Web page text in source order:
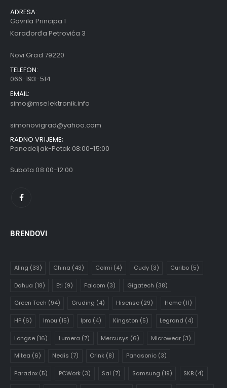
ADRESA:
Gavrila Principa 1
Karađorđa Petrovića 3
Novi Grad 79220
TELEFON:
066-193-514
EMAIL:
simo@mselektronik.info
simonovigrad@yahoo.com
RADNO VRIJEME;
Ponedeljak-Petak 08:00-15:00
Subota 08:00-12:00
BRENDOVI
Aling (33) China (43) Colmi (4) Cudy(3) Curibo (5)
Dahua (18) Eti (9) Falcom (3) Gigatech (38)
Green Tech (94) Gruding (4) Hisense (29) Home(11)
HP(6) Imou (15) Ipro (4) Kingston (5) Legrand (4)
Longse(16) Lumera (7) Mercusys (6) Microwear(3)
Mitea (6) Nedis (7) Orink (8) Panasonic(3)
Paradox(5) PCWork (3) Sal (7) Samsung (19) SKB (4)